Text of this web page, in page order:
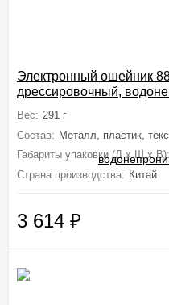
Электронный ошейник
дрессировочный,
Вес: 291 г
Состав: Металл, пластик,
Габариты упаковки (Д х Ш х В):
Страна производства: Китай
3 614 ₽